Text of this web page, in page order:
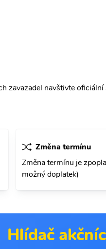
zavazadel navštivte
Změna termínu
Změna termínu je
možný doplatek)
Hlídač